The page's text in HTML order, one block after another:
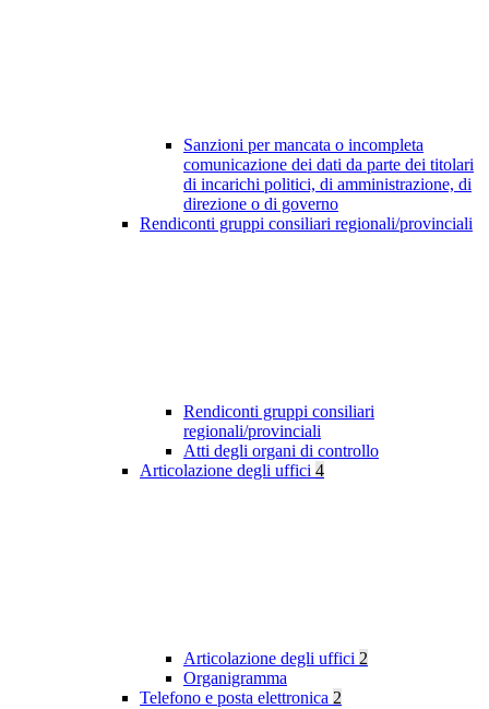
Sanzioni per mancata o incompleta
comunicazione dei dati da parte dei titolari
di incarichi politici, di amministrazione, di
direzione o di governo
Rendiconti gruppi consiliari regionali/provinciali
Rendiconti gruppi consiliari
regionali/provinciali
Atti degli organi di controllo
Articolazione degli uffici 4
Articolazione degli uffici 2
Organigramma
Telefono e posta elettronica 2